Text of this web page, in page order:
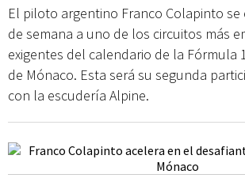
El piloto argentino Franco Colapinto
de semana a uno de los circuitos más
exigentes del calendario de la Fórmula
de Mónaco. Esta será su segunda
con la escudería Alpine.